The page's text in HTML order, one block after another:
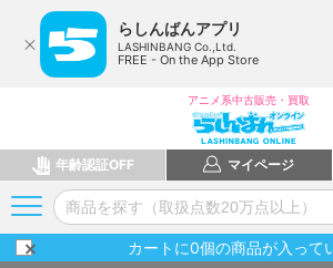
らしんばんアプリ
LASHINBANG Co.,Ltd.
FREE - On the App Store
アニメ系中古販売・買取
年齢認証OFF マイページ
カートに0個の商品が入って